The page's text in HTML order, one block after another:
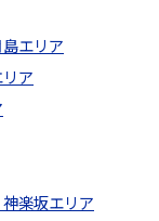
エリア
ア
楽坂エリア